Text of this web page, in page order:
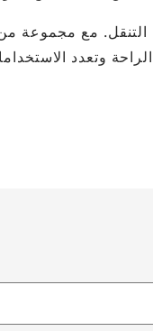
التنقل. مع مجموعة
وتعدد